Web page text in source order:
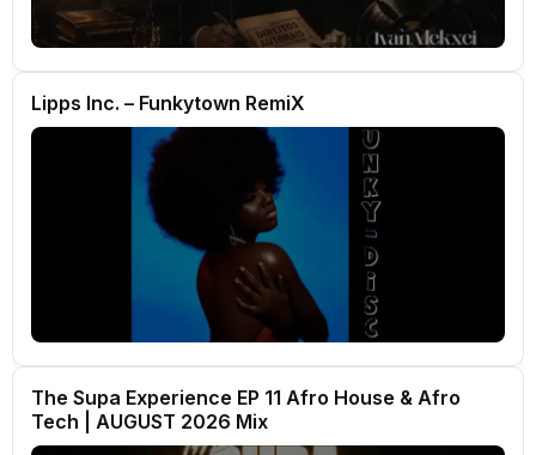
Lipps Inc. – Funkytown RemiX
The Supa Experience EP 11 Afro House & Afro
Tech | AUGUST 2026 Mix